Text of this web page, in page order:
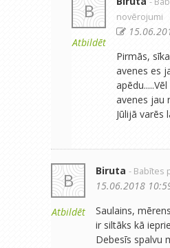
B
Atbildēt
novērojumi
Pirmās,
avenes es
avenes jau
Jūlijā varēs
B
Atbildēt
Biruta - Babītes
15.06.2018
Saulains,
ir siltāks kā
Debesīs spalvu